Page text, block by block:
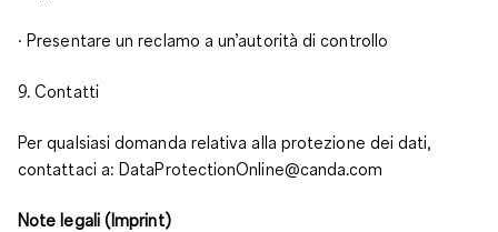
· Presentare un reclamo a un’autorità di controllo
9. Contatti
Per qualsiasi domanda relativa alla protezione dei dati,
contattaci a: DataProtectionOnline@canda.com
Note legali (Imprint)